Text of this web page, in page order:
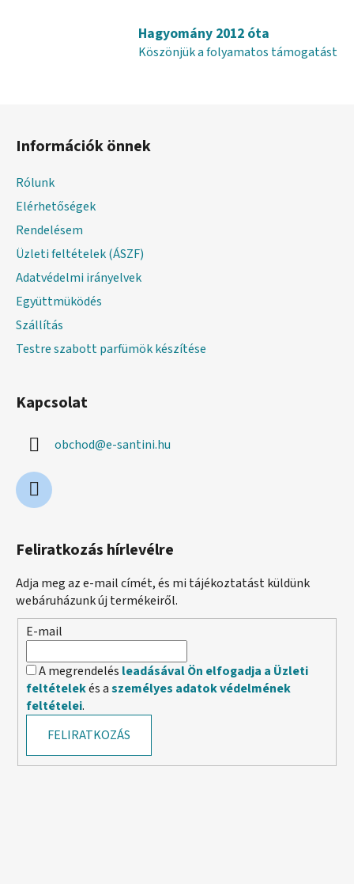
Hagyomány 2012 óta
Köszönjük a folyamatos támogatást
Információk önnek
Rólunk
Elérhetőségek
Rendelésem
Üzleti feltételek (ÁSZF)
Adatvédelmi irányelvek
Együttmüködés
Szállítás
Testre szabott parfümök készítése
Kapcsolat
obchod@e-santini.hu
Feliratkozás hírlevélre
Adja meg az e-mail címét, és mi tájékoztatást küldünk
webáruházunk új termékeiről.
E-mail
A megrendelés leadásával Ön elfogadja a Üzleti
feltételekés aszemélyes adatok védelmének
feltételei.
FELIRATKOZÁS